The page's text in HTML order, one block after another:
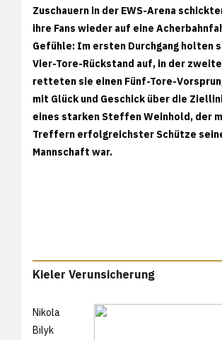
Zuschauern in der EWS-Arena
ihre Fans wieder auf eine
Gefühle: Im ersten Durchgang holten
Vier-Tore-Rückstand auf, in der
retteten sie einen Fünf-Tore-
mit Glück und Geschick über die
eines starken Steffen Weinhold, der
Treffern erfolgreichster Schütze
Mannschaft war.
Kieler Verunsicherung
Nikola
Bilyk